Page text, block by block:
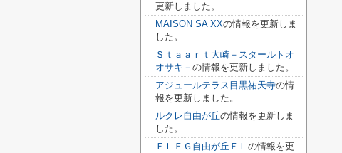
更新しました。
MAISON SA XXの情報を更新しま
した。
Ｓｔａａｒｔ大崎－スタールトオ
オサキ－ の情報を更新しました。
アジュールテラス目黒祐天寺の情
報を更新しました。
ルクレ自由が丘の情報を更新しま
した。
ＦＬＥＧ自由が丘ＥＬ の情報を更